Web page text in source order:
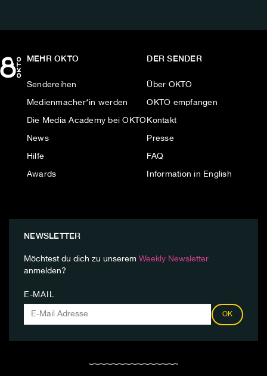
MEHR OKTO
Sendereihen
Medienmacher*in werden
Die Media Academy bei OKTO
News
Hilfe
Awards
DER SENDER
Über OKTO
OKTO empfangen
Kontakt
Presse
FAQ
Information in English
NEWSLETTER
Möchtest du dich zu unserem Weekly Newsletter
anmelden?
E-MAIL
OK